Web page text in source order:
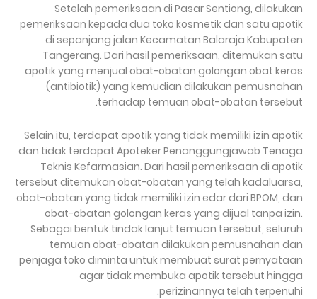
Setelah pemeriksaan di Pasar Sentiong, dilakukan
pemeriksaan kepada dua toko kosmetik dan satu apotik
di sepanjang jalan Kecamatan Balaraja Kabupaten
Tangerang. Dari hasil pemeriksaan, ditemukan satu
apotik yang menjual obat-obatan golongan obat keras
(antibiotik) yang kemudian dilakukan pemusnahan
terhadap temuan obat-obatan tersebut.
Selain itu, terdapat apotik yang tidak memiliki izin apotik
dan tidak terdapat Apoteker Penanggungjawab Tenaga
Teknis Kefarmasian. Dari hasil pemeriksaan di apotik
tersebut ditemukan obat-obatan yang telah kadaluarsa,
obat-obatan yang tidak memiliki izin edar dari BPOM, dan
obat-obatan golongan keras yang dijual tanpa izin.
Sebagai bentuk tindak lanjut temuan tersebut, seluruh
temuan obat-obatan dilakukan pemusnahan dan
penjaga toko diminta untuk membuat surat pernyataan
agar tidak membuka apotik tersebut hingga
perizinannya telah terpenuhi.